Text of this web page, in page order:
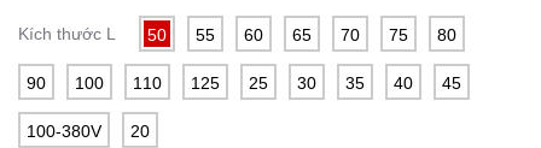
Kích thước L 50 55 60 65 70 75 80
90 100 110 125 25 30 35 40 45
100-380V 20